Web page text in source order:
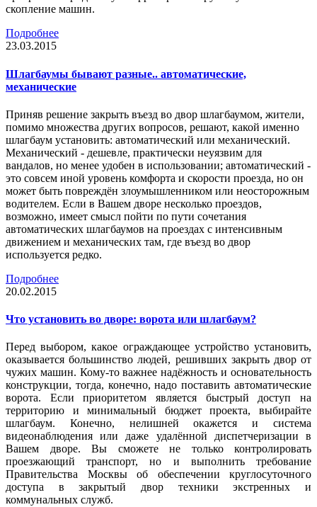
скопление машин.
Подробнее
23.03.2015
Шлагбаумы бывают разные.. автоматические,
механические
Приняв решение закрыть въезд во двор шлагбаумом, жители,
помимо множества других вопросов, решают, какой именно
шлагбаум установить: автоматический или механический.
Механический - дешевле, практически неуязвим для
вандалов, но менее удобен в использовании; автоматический -
это совсем иной уровень комфорта и скорости проезда, но он
может быть повреждён злоумышленником или неосторожным
водителем. Если в Вашем дворе несколько проездов,
возможно, имеет смысл пойти по пути сочетания
автоматических шлагбаумов на проездах с интенсивным
движением и механических там, где въезд во двор
используется редко.
Подробнее
20.02.2015
Что установить во дворе: ворота или шлагбаум?
Перед выбором, какое ограждающее устройство установить,
оказывается большинство людей, решивших закрыть двор от
чужих машин. Кому-то важнее надёжность и основательность
конструкции, тогда, конечно, надо поставить автоматические
ворота. Если приоритетом является быстрый доступ на
территорию и минимальный бюджет проекта, выбирайте
шлагбаум. Конечно, нелишней окажется и система
видеонаблюдения или даже удалённой диспетчеризации в
Вашем дворе. Вы сможете не только контролировать
проезжающий транспорт, но и выполнить требование
Правительства Москвы об обеспечении круглосуточного
доступа в закрытый двор техники экстренных и
коммунальных служб.